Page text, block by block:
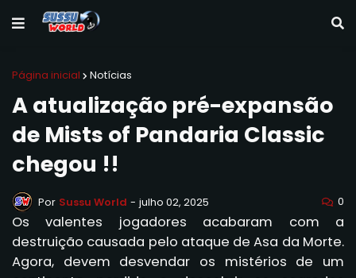
Página inicial Notícias
A atualização pré-expansão
de Mists of Pandaria Classic
chegou !!
Por Sussu World - julho 02, 2025 0
Os valentes jogadores acabaram com a
destruição causada pelo ataque de Asa da Morte.
Agora, devem desvendar os mistérios de um